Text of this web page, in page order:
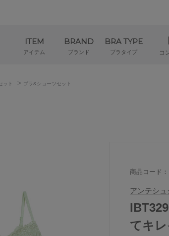
ITEM
アイテム
BRAND
ブランド
BRA TYPE
ブラタイプ コ
ット > ブラ&ショーツセット
商品コード
アンテシュ
てキ